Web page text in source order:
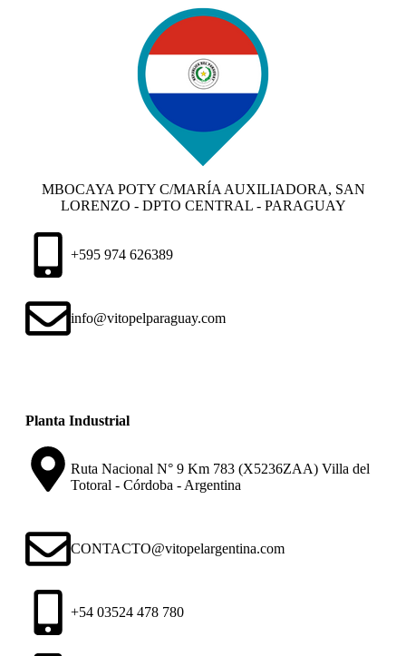
MBOCAYA POTY C/MARÍA AUXILIADORA, SAN
LORENZO - DPTO CENTRAL - PARAGUAY
+595 974 626389
info@vitopelparaguay.com
Planta Industrial
Ruta Nacional N° 9 Km 783 (X5236ZAA) Villa del
Totoral - Córdoba - Argentina
CONTACTO@vitopelargentina.com
+54 03524 478 780​